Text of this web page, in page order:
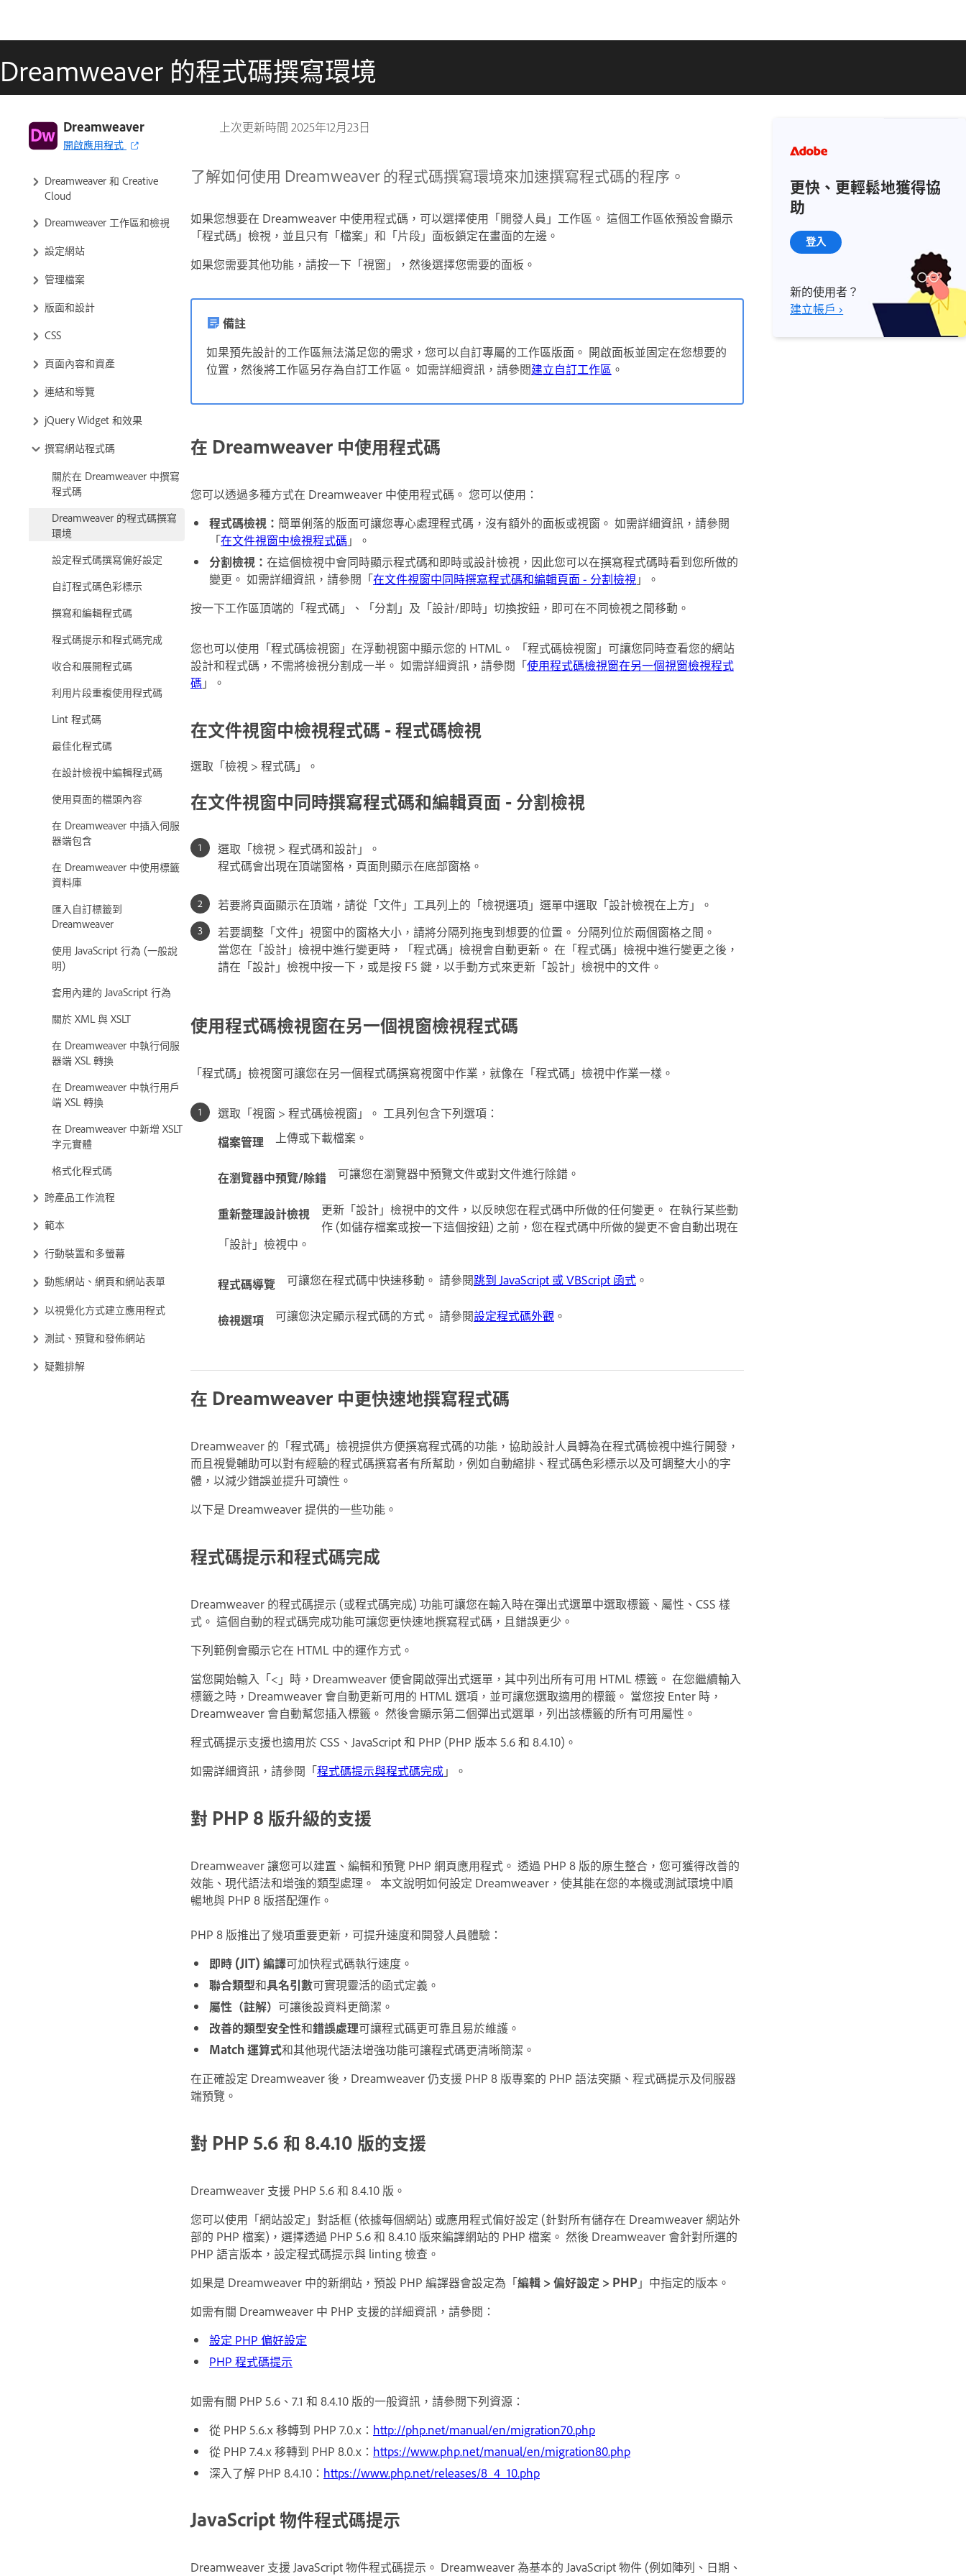
Dreamweaver 的程式碼撰寫環境
上次更新時間 2025年12月23日
Dreamweaver
開啟應用程式
Dreamweaver 使用手冊
簡介
Dreamweaver 和 Creative
Cloud
Dreamweaver 工作區和檢視
設定網站
管理檔案
版面和設計
CSS
頁面內容和資產
連結和導覽
jQuery Widget 和效果
撰寫網站程式碼
關於在 Dreamweaver 中撰寫
程式碼
Dreamweaver 的程式碼撰寫
環境
設定程式碼撰寫偏好設定
自訂程式碼色彩標示
撰寫和編輯程式碼
程式碼提示和程式碼完成
收合和展開程式碼
利用片段重複使用程式碼
Lint 程式碼
最佳化程式碼
在設計檢視中編輯程式碼
使用頁面的檔頭內容
在 Dreamweaver 中插入伺服
器端包含
在 Dreamweaver 中使用標籤
資料庫
匯入自訂標籤到
Dreamweaver
使用 JavaScript 行為 (一般說
明)
套用內建的 JavaScript 行為
關於 XML 與 XSLT
在 Dreamweaver 中執行伺服
器端 XSL 轉換
在 Dreamweaver 中執行用戶
端 XSL 轉換
在 Dreamweaver 中新增 XSLT
字元實體
格式化程式碼
跨產品工作流程
範本
行動裝置和多螢幕
動態網站、網頁和網站表單
以視覺化方式建立應用程式
測試、預覽和發佈網站
疑難排解
了解如何使用 Dreamweaver 的程式碼撰寫環境來加速撰寫程式碼的程序。
如果您想要在 Dreamweaver 中使用程式碼，可以選擇使用「開發人員」工作區。 這個工作區依預設會顯示
「程式碼」檢視，並且只有「檔案」和「片段」面板鎖定在畫面的左邊。
如果您需要其他功能，請按一下「視窗」，然後選擇您需要的面板。
備註
如果預先設計的工作區無法滿足您的需求，您可以自訂專屬的工作區版面。 開啟面板並固定在您想要的
位置，然後將工作區另存為自訂工作區。 如需詳細資訊，請參閱建立自訂工作區 。
在 Dreamweaver 中使用程式碼
您可以透過多種方式在 Dreamweaver 中使用程式碼。 您可以使用：
程式碼檢視： 簡單俐落的版面可讓您專心處理程式碼，沒有額外的面板或視窗。 如需詳細資訊，請參閱
「在文件視窗中檢視程式碼 」。
分割檢視： 在這個檢視中會同時顯示程式碼和即時或設計檢視，因此您可以在撰寫程式碼時看到您所做的
變更。 如需詳細資訊，請參閱「在文件視窗中同時撰寫程式碼和編輯頁面 - 分割檢視」。
按一下工作區頂端的「程式碼」、「分割」及「設計/即時」切換按鈕，即可在不同檢視之間移動。
您也可以使用「程式碼檢視窗」在浮動視窗中顯示您的 HTML。 「程式碼檢視窗」可讓您同時查看您的網站
設計和程式碼，不需將檢視分割成一半。 如需詳細資訊，請參閱「使用程式碼檢視窗在另一個視窗檢視程式
碼 」。
在文件視窗中檢視程式碼 - 程式碼檢視
選取「檢視 > 程式碼」。
在文件視窗中同時撰寫程式碼和編輯頁面 - 分割檢視
選取「檢視 > 程式碼和設計」。
程式碼會出現在頂端窗格，頁面則顯示在底部窗格。
若要將頁面顯示在頂端，請從「文件」工具列上的「檢視選項」選單中選取「設計檢視在上方」。
若要調整「文件」視窗中的窗格大小，請將分隔列拖曳到想要的位置。 分隔列位於兩個窗格之間。
當您在「設計」檢視中進行變更時，「程式碼」檢視會自動更新。 在「程式碼」檢視中進行變更之後，
請在「設計」檢視中按一下，或是按 F5 鍵，以手動方式來更新「設計」檢視中的文件。
使用程式碼檢視窗在另一個視窗檢視程式碼
「程式碼」檢視窗可讓您在另一個程式碼撰寫視窗中作業，就像在「程式碼」檢視中作業一樣。
選取「視窗 > 程式碼檢視窗」。 工具列包含下列選項：
檔案管理
上傳或下載檔案。
在瀏覽器中預覽/除錯 可讓您在瀏覽器中預覽文件或對文件進行除錯。
重新整理設計檢視
更新「設計」檢視中的文件，以反映您在程式碼中所做的任何變更。 在執行某些動
作 (如儲存檔案或按一下這個按鈕) 之前，您在程式碼中所做的變更不會自動出現在
「設計」檢視中。
程式碼導覽 可讓您在程式碼中快速移動。 請參閱跳到 JavaScript 或 VBScript 函式 。
檢視選項 可讓您決定顯示程式碼的方式。 請參閱設定程式碼外觀 。
在 Dreamweaver 中更快速地撰寫程式碼
Dreamweaver 的「程式碼」檢視提供方便撰寫程式碼的功能，協助設計人員轉為在程式碼檢視中進行開發，
而且視覺輔助可以對有經驗的程式碼撰寫者有所幫助，例如自動縮排、程式碼色彩標示以及可調整大小的字
體，以減少錯誤並提升可讀性。
以下是 Dreamweaver 提供的一些功能。
程式碼提示和程式碼完成
Dreamweaver 的程式碼提示 (或程式碼完成) 功能可讓您在輸入時在彈出式選單中選取標籤、屬性、CSS 樣
式。 這個自動的程式碼完成功能可讓您更快速地撰寫程式碼，且錯誤更少。
下列範例會顯示它在 HTML 中的運作方式。
當您開始輸入「<」時，Dreamweaver 便會開啟彈出式選單，其中列出所有可用 HTML 標籤。 在您繼續輸入
標籤之時，Dreamweaver 會自動更新可用的 HTML 選項，並可讓您選取適用的標籤。 當您按 Enter 時，
Dreamweaver 會自動幫您插入標籤。 然後會顯示第二個彈出式選單，列出該標籤的所有可用屬性。
程式碼提示支援也適用於 CSS、JavaScript 和 PHP (PHP 版本 5.6 和 8.4.10)。
如需詳細資訊，請參閱「程式碼提示與程式碼完成」。
對 PHP 8 版升級的支援
Dreamweaver 讓您可以建置、編輯和預覽 PHP 網頁應用程式。 透過 PHP 8 版的原生整合，您可獲得改善的
效能、現代語法和增強的類型處理。 本文說明如何設定 Dreamweaver，使其能在您的本機或測試環境中順
暢地與 PHP 8 版搭配運作。
PHP 8 版推出了幾項重要更新，可提升速度和開發人員體驗：
即時 (JIT) 編譯可加快程式碼執行速度。
聯合類型和具名引數可實現靈活的函式定義。
屬性（註解） 可讓後設資料更簡潔。
改善的類型安全性和錯誤處理可讓程式碼更可靠且易於維護。
Match 運算式和其他現代語法增強功能可讓程式碼更清晰簡潔。
在正確設定 Dreamweaver 後，Dreamweaver 仍支援 PHP 8 版專案的 PHP 語法突顯、程式碼提示及伺服器
端預覽。
對 PHP 5.6 和 8.4.10 版的支援
Dreamweaver 支援 PHP 5.6 和 8.4.10 版。
您可以使用「網站設定」對話框 (依據每個網站) 或應用程式偏好設定 (針對所有儲存在 Dreamweaver 網站外
部的 PHP 檔案)，選擇透過 PHP 5.6 和 8.4.10 版來編譯網站的 PHP 檔案。 然後 Dreamweaver 會針對所選的
PHP 語言版本，設定程式碼提示與 linting 檢查。
如果是 Dreamweaver 中的新網站，預設 PHP 編譯器會設定為「編輯 > 偏好設定 > PHP 」中指定的版本。
如需有關 Dreamweaver 中 PHP 支援的詳細資訊，請參閱：
設定 PHP 偏好設定
PHP 程式碼提示
如需有關 PHP 5.6、7.1 和 8.4.10 版的一般資訊，請參閱下列資源：
從 PHP 5.6.x 移轉到 PHP 7.0.x： http://php.net/manual/en/migration70.php
從 PHP 7.4.x 移轉到 PHP 8.0.x： https://www.php.net/manual/en/migration80.php
深入了解 PHP 8.4.10： https://www.php.net/releases/8_4_10.php
JavaScript 物件程式碼提示
Dreamweaver 支援 JavaScript 物件程式碼提示。 Dreamweaver 為基本的 JavaScript 物件 (例如陣列、日期、
更快、更輕鬆地獲得協
助
登入
新的使用者？
建立帳戶 ›